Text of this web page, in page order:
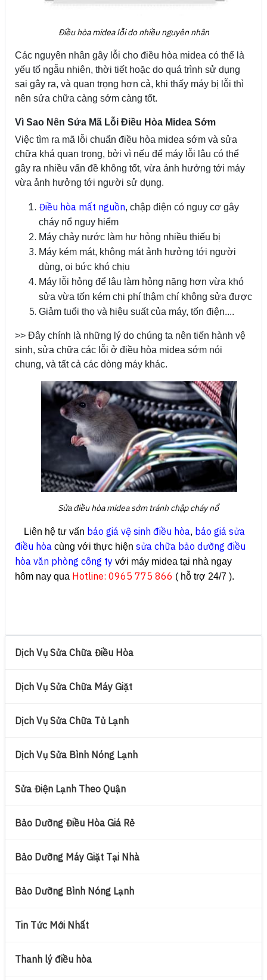
Điều hòa midea lỗi do nhiều nguyên nhân
Các nguyên nhân gây lỗi cho điều hòa midea có thể là
yếu tố ngẫu nhiên, thời tiết hoặc do quá trình sử dụng
sai gây ra, và quan trọng hơn cả, khi thấy máy bị lỗi thì
nên sửa chữa càng sớm càng tốt.
Vì Sao Nên Sửa Mã Lỗi Điều Hòa Midea Sớm
Việc tìm ra mã lỗi chuẩn điều hòa midea sớm và sửa
chữa khá quan trọng, bởi vì nếu để máy lỗi lâu có thể
gây ra nhiều vấn đề không tốt, vừa ảnh hưởng tới máy
vừa ảnh hưởng tới người sử dụng.
Điều hòa mất nguồn, chập điện có nguy cơ gây
cháy nổ nguy hiểm
Máy chảy nước làm hư hỏng nhiều thiếu bị
Máy kém mát, không mát ảnh hưởng tới người
dùng, oi bức khó chịu
Máy lỗi hỏng để lâu làm hỏng nặng hơn vừa khó
sửa vừa tốn kém chi phí thậm chí không sửa được
Giảm tuổi thọ và hiệu suất của máy, tốn điện....
>> Đây chính là những lý do chúng ta nên tiến hành vệ
sinh, sửa chữa các lỗi ở điều hòa midea sớm nói
chung, và tất cả các dòng máy khác.
Sửa điều hòa midea sớm tránh chập cháy nổ
Liên hệ tư vấn báo giá vệ sinh điều hòa, báo giá sửa
điều hòa cùng với thực hiện sửa chữa bảo dưỡng điều
hòa văn phòng công ty với máy midea tại nhà ngay
hôm nay qua Hotline: 0965 775 866 ( hỗ trợ 24/7 ).
Dịch Vụ Sửa Chữa Điều Hòa
Dịch Vụ Sửa Chữa Máy Giặt
Dịch Vụ Sửa Chữa Tủ Lạnh
Dịch Vụ Sửa Bình Nóng Lạnh
Sửa Điện Lạnh Theo Quận
Bảo Dưỡng Điều Hòa Giá Rẻ
Bảo Dưỡng Máy Giặt Tại Nhà
Bảo Dưỡng Bình Nóng Lạnh
Tin Tức Mới Nhất
Thanh lý điều hòa